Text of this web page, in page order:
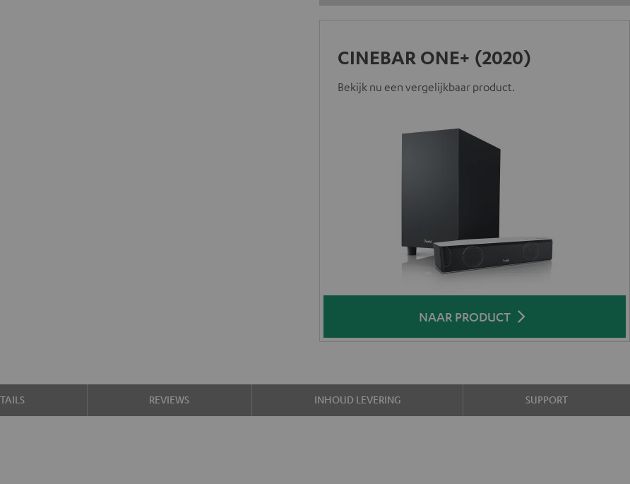
CINEBAR ONE+ (2020)
Bekijk nu een vergelijkbaar product.
NAAR PRODUCT
REVIEWS INHOUD LEVERING SUPPORT